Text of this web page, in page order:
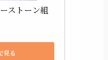
ストーン組
見る